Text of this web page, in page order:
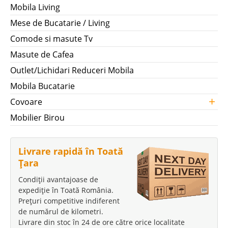
Mobila Living
Mese de Bucatarie / Living
Comode si masute Tv
Masute de Cafea
Outlet/Lichidari Reduceri Mobila
Mobila Bucatarie
Covoare
+
Mobilier Birou
Livrare rapidă în Toată
Țara
Condiții avantajoase de
expediție în Toată România.
Prețuri competitive indiferent
de numărul de kilometri.
Livrare din stoc în 24 de ore către orice localitate